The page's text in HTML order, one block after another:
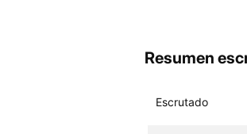
Resumen
Escrutado